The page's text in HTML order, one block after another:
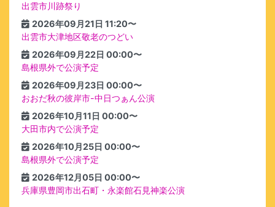
出雲市川跡祭り
2026年09月21日 11:20〜
出雲市大津地区敬老のつどい
2026年09月22日 00:00〜
島根県外で公演予定
2026年09月23日 00:00〜
おおだ秋の彼岸市-中日つぁん公演
2026年10月11日 00:00〜
大田市内で公演予定
2026年10月25日 00:00〜
島根県外で公演予定
2026年12月05日 00:00〜
兵庫県豊岡市出石町・永楽館石見神楽公演